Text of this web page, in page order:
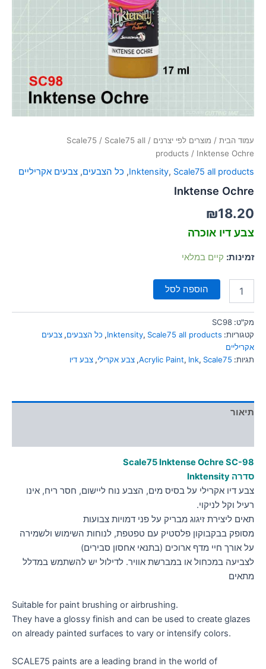
לאפס
את
כל
האפשרויות
cached
עמוד הבית / מוצרים לפי יצרנים /
Scale75 / Scale75 all
products / Inktense Ochre
Inktensity, Scale75 all products
, כל הצבעים, צבעים אקריליים
Inktense Ochre
₪18.20
צבע דיו אוכרה
זמינות: קיים במלאי
הוספה לסל
מק"ט: SC98
קטגוריות:
Inktensity, Scale75 all products
, כל הצבעים, צבעים
אקריליים
תגיות:
Acrylic Paint, Ink, Scale75
, צבע אקרילי, צבע דיו
תיאור
Scale75 Inktense Ochre SC-98
סדרה Inktensity
צבע דיו אקרילי על בסיס מים, הצבע נוח ליישום, חסר ריח, אינו
רעיל וקל לניקוי.
תאים ליצירת זיגוג מבריק על פני דמויות צבועות
מסופק בבקבוקון פלסטיק עם טפטפת, לנוחות השימוש ולשמירה
על אורך חיי מדף ארוכים (בתנאי אחסון סבירים)
לצביעה במכחול או במברשת אוויר. לדילול יש להשתמש במדלל
מתאים
Suitable for paint brushing or airbrushing.
They have a glossy finish and can be used to create glazes
on already painted surfaces to vary or intensify colors.
SCALE75 paints are a leading brand in the world of